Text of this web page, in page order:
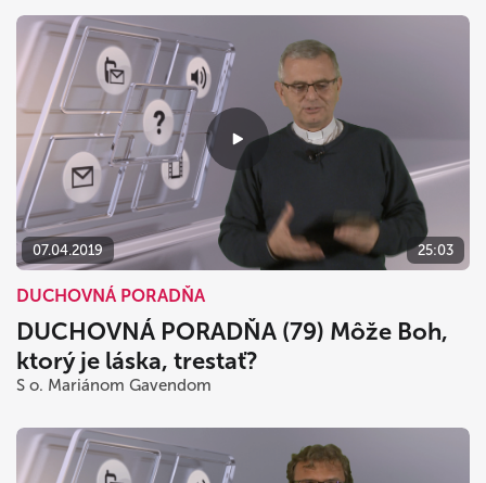
07.04.2019 25:03
DUCHOVNÁ PORADŇA
DUCHOVNÁ PORADŇA (79) Môže Boh,
ktorý je láska, trestať?
S o. Mariánom Gavendom